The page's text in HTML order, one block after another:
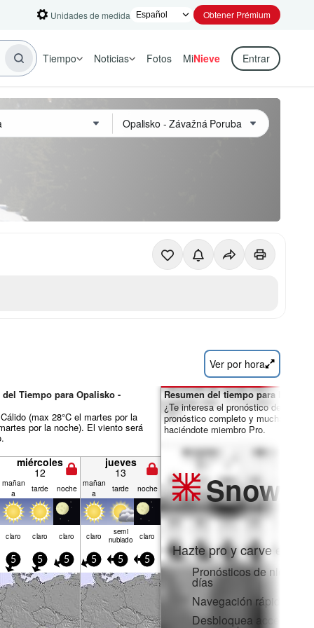
Unidades de medida Obtener Prémium
Tiempo Noticias Fotos MiNieve Entrar
Ver por hora
del Tiempo para Opalisko -
(max 28°C el martes por la
por la noche). El viento será
miércoles
12
jueves
13
mañan
a
tarde noche mañan
a
tarde noche
claro claro claro claro semi
nublado claro
5 5 5 5 5 5
Resumen del tiempo para los días
¿Te interesa el pronóstico de 16
pronóstico completo y muchas más
haciéndote miembro Pro.
Snow
Hazte pro y carve en:
Pronósticos de nieve
días
Navegación rápida sin
Desbloquea acceso